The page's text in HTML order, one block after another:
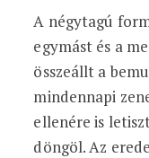
A négytagú
egymást és a
összeállt a
mindennapi
ellenére is
döngöl. Az